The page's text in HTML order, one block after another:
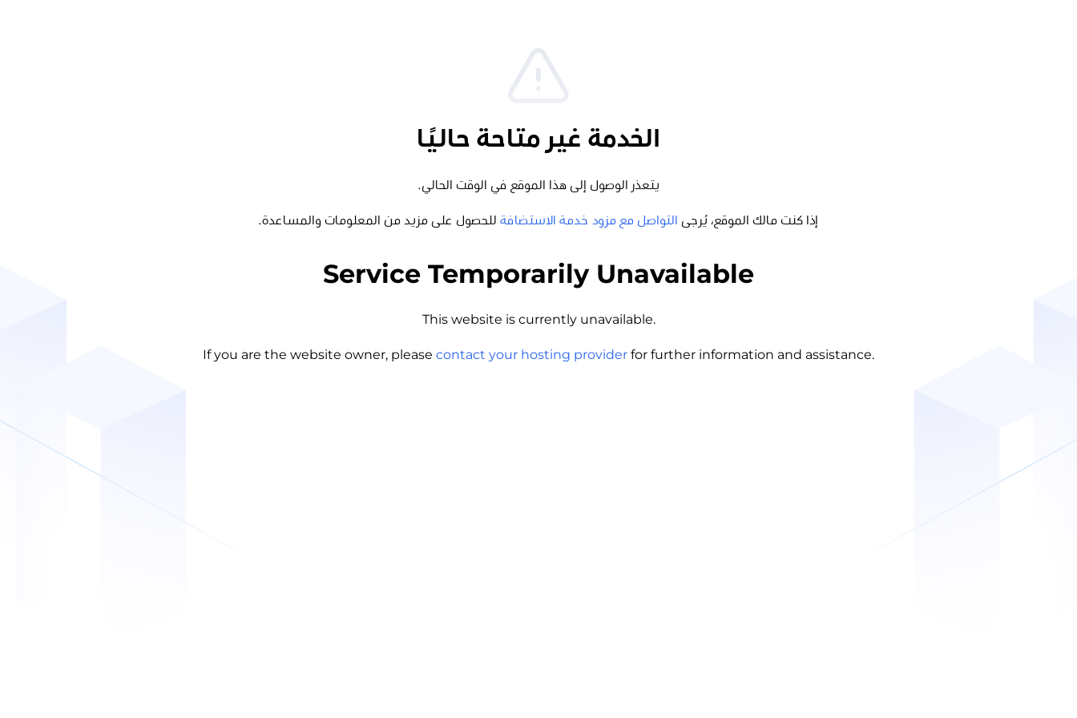
الخدمة غير متاحة حاليًا
يتعذر الوصول إلى هذا الموقع في الوقت الحالي.
إذا كنت مالك الموقع، يُرجى التواصل مع مزود خدمة الاستضافة للحصول على مزيد من المعلومات والمساعدة.
Service Temporarily Unavailable
This website is currently unavailable.
If you are the website owner, please contact your hosting provider for further information and assistance.